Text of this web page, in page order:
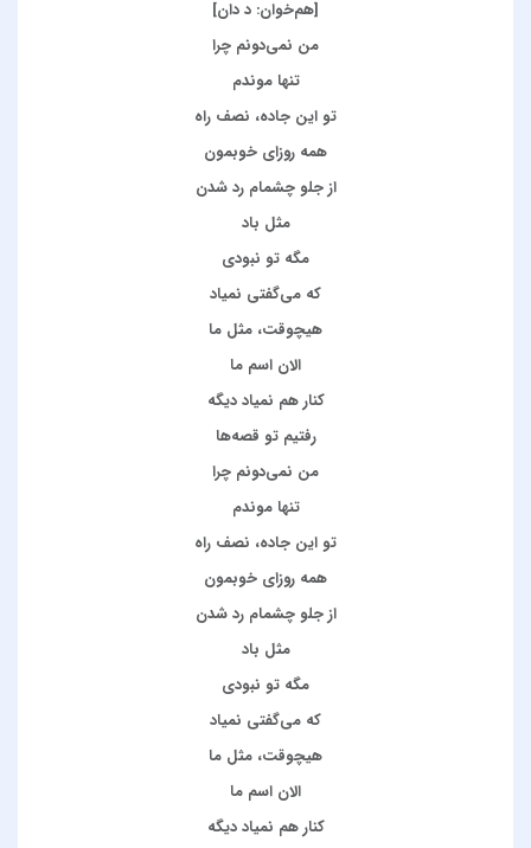
[هم‌خوان: د دان]
من نمی‌دونم چرا
تنها موندم
تو این جاده، نصف راه
همه روزای خوبمون
از جلو چشمام رد شدن
مثل باد
مگه تو نبودی
که می‌گفتی نمیاد
هیچوقت، مثل ما
الان اسم ما
کنار هم نمیاد دیگه
رفتیم تو قصه‌ها
من نمی‌دونم چرا
تنها موندم
تو این جاده، نصف راه
همه روزای خوبمون
از جلو چشمام رد شدن
مثل باد
مگه تو نبودی
که می‌گفتی نمیاد
هیچوقت، مثل ما
الان اسم ما
کنار هم نمیاد دیگه